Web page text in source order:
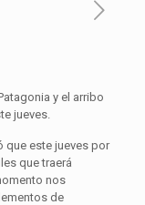
y el arribo
jueves.
que este jueves por
que traerá
nos
de